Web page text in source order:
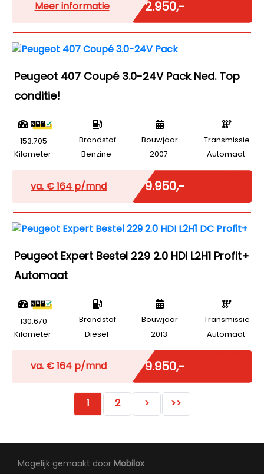
Meer informatie € 2.950,-
Peugeot 407 Coupé 3.0-24V Pack Ned. Top
conditie!
153.705
Kilometer
Brandstof
Benzine
Bouwjaar
2007
Transmissie
Automaat
va. €164 p/mnd € 9.950,-
Peugeot Expert Bestel 229 2.0 HDI L2H1 Profit+
Automaat
130.670
Kilometer
Brandstof
Diesel
Bouwjaar
2013
Transmissie
Automaat
va. €164 p/mnd € 9.950,-
1 2 > >>
Mogelijk gemaakt door Mobilox